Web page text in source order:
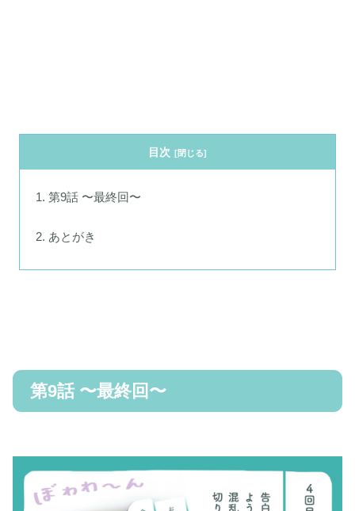
目次
第9話 〜最終回〜
あとがき
第9話 〜最終回〜